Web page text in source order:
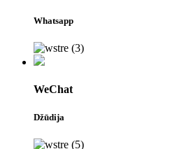
Whatsapp
WeChat
Džūdija